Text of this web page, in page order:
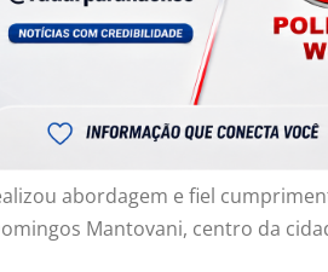
abordagem e fiel
Mantovani, centro da